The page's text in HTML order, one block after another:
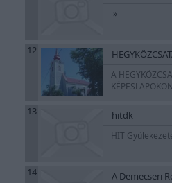
»
12
A
13 hitdk
HIT
14 A Demecseri